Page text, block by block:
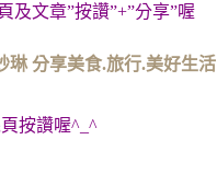
及文章”按讚”+”分享”喔
分享美食.旅行.美好生活
按讚喔^_^